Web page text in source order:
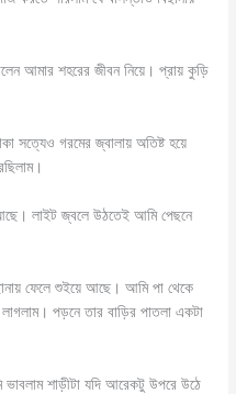
আমার শহরের জীবন নিয়ে। প্রায় কুড়ি
সত্যেও গরমের জ্বালায় অতিষ্ট হয়ে
লাইট জ্বলে উঠতেই আমি পেছনে
ফেলে শুইয়ে আছে। আমি পা থেকে
পড়নে তার বাড়ির পাতলা একটা
ভাবলাম শাড়ীটা যদি আরেকটু উপরে উঠে